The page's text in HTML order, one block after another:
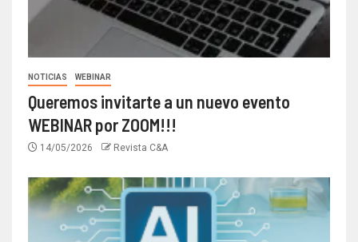
NOTICIAS WEBINAR
Queremos invitarte a un nuevo evento
WEBINAR por ZOOM!!!
14/05/2026 Revista C&A